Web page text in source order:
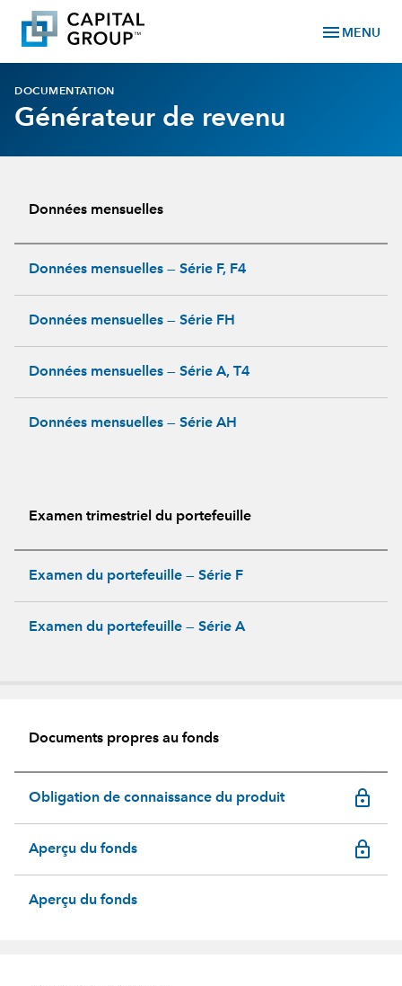
menu MENU
DOCUMENTATION
Générateur de revenu
Données mensuelles
Données mensuelles — Série F, F4
Données mensuelles — Série FH
Données mensuelles — Série A, T4
Données mensuelles — Série AH
Examen trimestriel du portefeuille
Examen du portefeuille — Série F
Examen du portefeuille — Série A
Documents propres au fonds
Obligation de connaissance du produit lock_outline
Aperçu du fonds lock_outline
Aperçu du fonds